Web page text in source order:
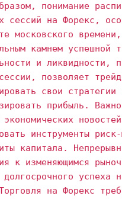
понимание
сессий на Форекс,
московского
камнем успешной
и ликвидности,
позволяет
свои стратегии
прибыль.
экономических
инструменты
капитала.
к изменяющимся
успеха
на Форекс